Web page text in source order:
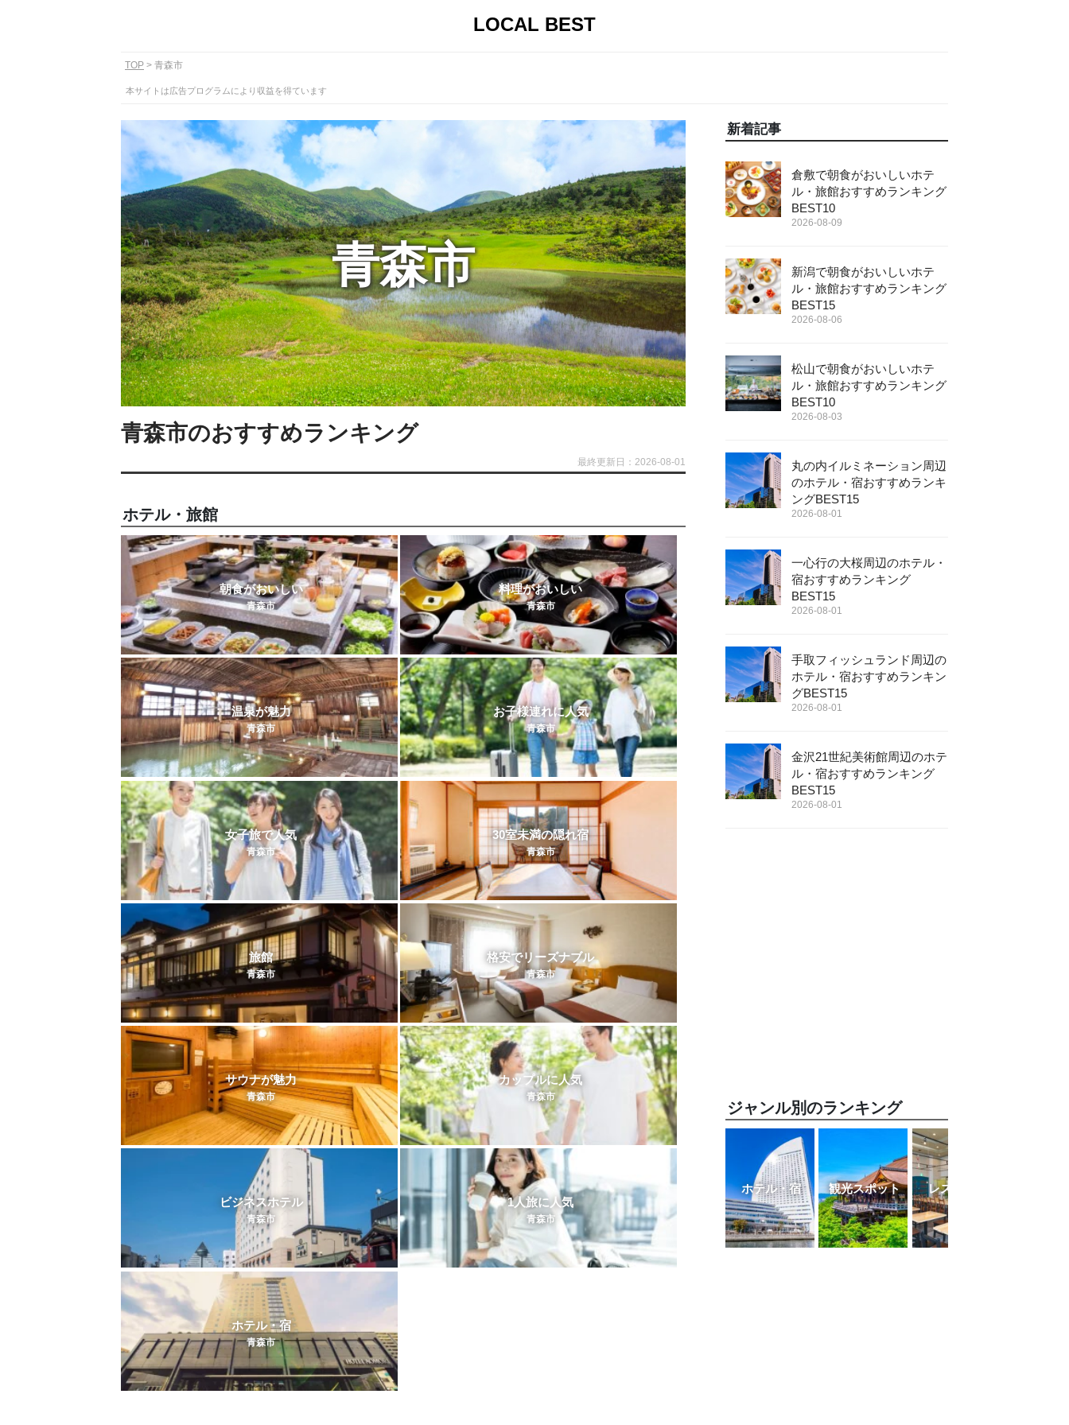
LOCAL BEST
TOP 青森市
本サイトは広告プログラムにより収益を得ています
青森市
青森市のおすすめランキング
最終更新日：2026-08-01
ホテル・旅館
朝食がおいしい
青森市
料理がおいしい
青森市
温泉が魅力
青森市
お子様連れに人気
青森市
女子旅で人気
青森市
30室未満の隠れ宿
青森市
旅館
青森市
格安でリーズナブル
青森市
サウナが魅力
青森市
カップルに人気
青森市
ビジネスホテル
青森市
1人旅に人気
青森市
ホテル・宿
青森市
新着記事
倉敷で朝食がおいしいホテ
ル・旅館おすすめランキング
BEST10
2026-08-09
新潟で朝食がおいしいホテ
ル・旅館おすすめランキング
BEST15
2026-08-06
松山で朝食がおいしいホテ
ル・旅館おすすめランキング
BEST10
2026-08-03
丸の内イルミネーション周辺
のホテル・宿おすすめランキ
ングBEST15
2026-08-01
一心行の大桜周辺のホテル・
宿おすすめランキング
BEST15
2026-08-01
手取フィッシュランド周辺の
ホテル・宿おすすめランキン
グBEST15
2026-08-01
金沢21世紀美術館周辺のホテ
ル・宿おすすめランキング
BEST15
2026-08-01
ジャンル別のランキング
ホテル・宿 観光スポット レストラン